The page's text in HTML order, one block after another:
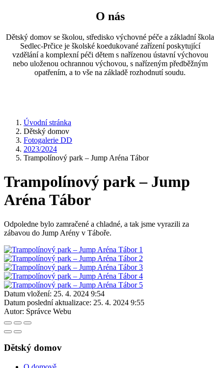
O nás
Dětský domov se školou, středisko výchovné péče a základní škola
Sedlec-Prčice je školské koedukované zařízení poskytující
vzdělání a komplexní péči dětem s nařízenou ústavní výchovou
nebo uloženou ochrannou výchovou, s nařízeným předběžným
opatřením, a to vše na základě rozhodnutí soudu.
Úvodní stránka
Dětský domov
Fotogalerie DD
2023/2024
Trampolínový park – Jump Aréna Tábor
Trampolínový park – Jump
Aréna Tábor
Odpoledne bylo zamračené a chladné, a tak jsme vyrazili za
zábavou do Jump Arény v Táboře.
Datum vložení: 25. 4. 2024 9:54
Datum poslední aktualizace: 25. 4. 2024 9:55
Autor: Správce Webu
Dětský domov